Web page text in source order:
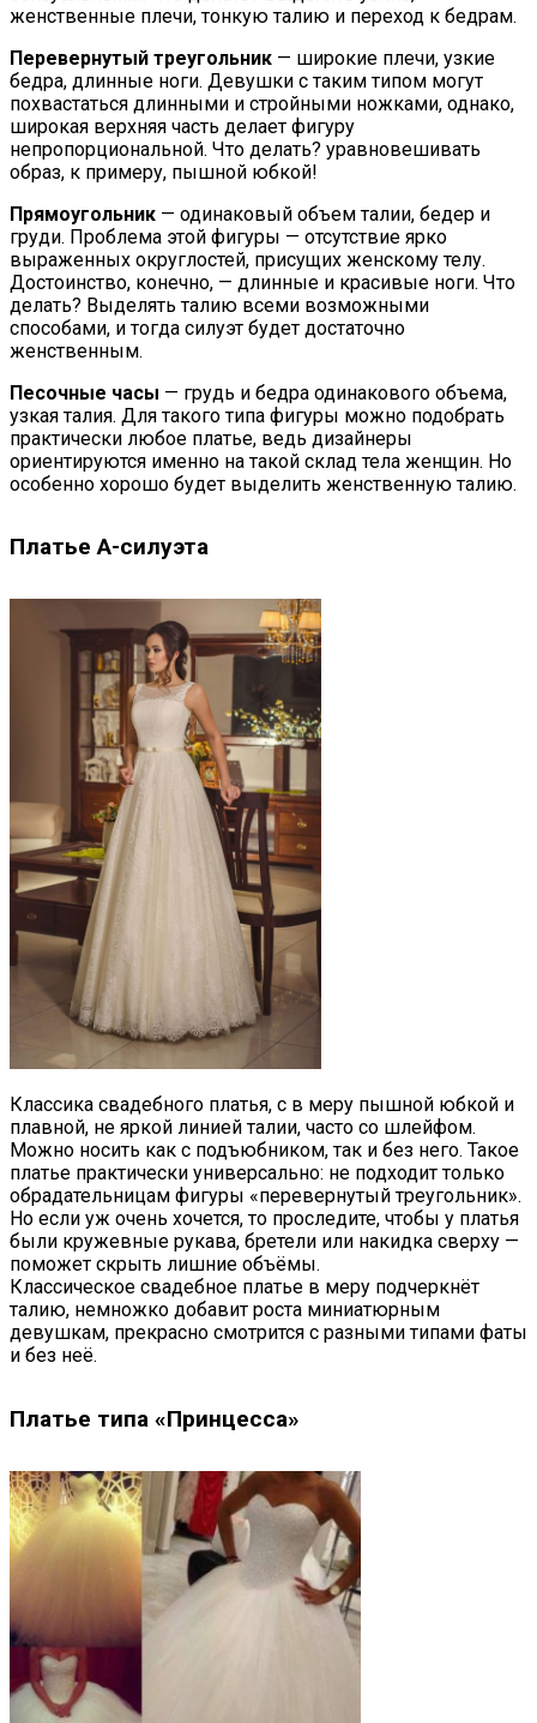
женственные плечи, тонкую талию и переход к бедрам.
Перевернутый треугольник — широкие плечи, узкие
бедра, длинные ноги. Девушки с таким типом могут
похвастаться длинными и стройными ножками, однако,
широкая верхняя часть делает фигуру
непропорциональной. Что делать? уравновешивать
образ, к примеру, пышной юбкой!
Прямоугольник — одинаковый объем талии, бедер и
груди. Проблема этой фигуры — отсутствие ярко
выраженных округлостей, присущих женскому телу.
Достоинство, конечно, — длинные и красивые ноги. Что
делать? Выделять талию всеми возможными
способами, и тогда силуэт будет достаточно
женственным.
Песочные часы — грудь и бедра одинакового объема,
узкая талия. Для такого типа фигуры можно подобрать
практически любое платье, ведь дизайнеры
ориентируются именно на такой склад тела женщин. Но
особенно хорошо будет выделить женственную талию.
Платье А-силуэта
Классика свадебного платья, с в меру пышной юбкой и
плавной, не яркой линией талии, часто со шлейфом.
Можно носить как с подъюбником, так и без него. Такое
платье практически универсально: не подходит только
обрадательницам фигуры «перевернутый треугольник».
Но если уж очень хочется, то проследите, чтобы у платья
были кружевные рукава, бретели или накидка сверху —
поможет скрыть лишние объёмы.
Классическое свадебное платье в меру подчеркнёт
талию, немножко добавит роста миниатюрным
девушкам, прекрасно смотрится с разными типами фаты
и без неё.
Платье типа «Принцесса»